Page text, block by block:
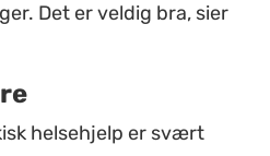
Det er veldig bra, sier
helsehjelp er svært